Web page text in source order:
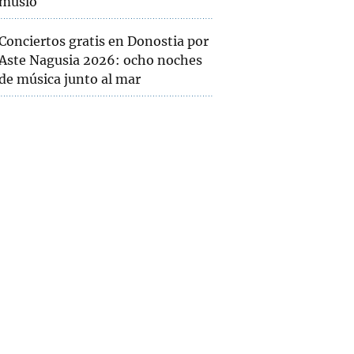
gratis en Donostia por
Nagusia 2026: ocho noches
música junto al mar